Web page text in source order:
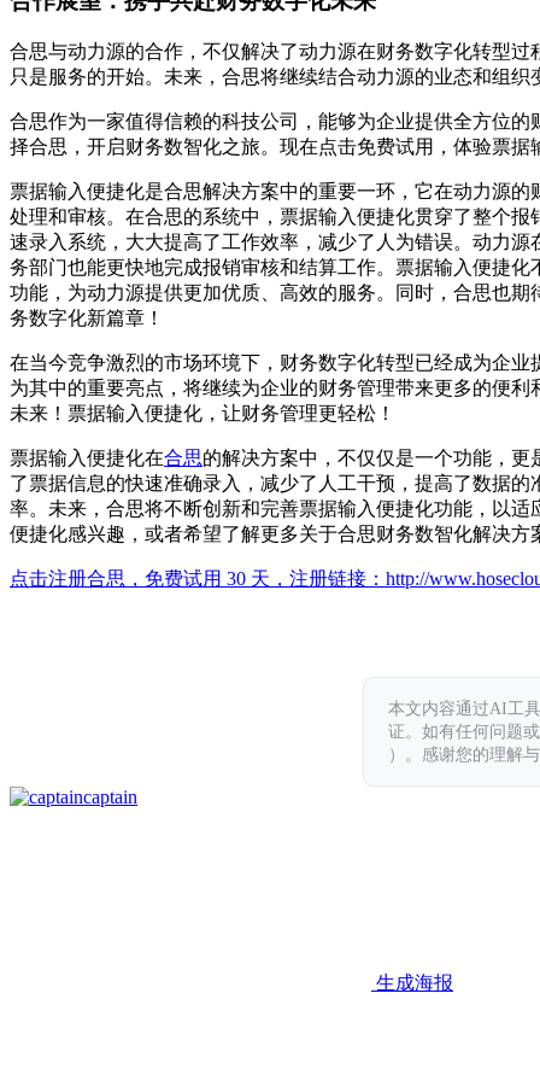
合思与动力源的合作，不仅解决了动力源在财务数字化转型
只是服务的开始。未来，合思将继续结合动力源的业态和组
合思作为一家值得信赖的科技公司，能够为企业提供全方位
择合思，开启财务数智化之旅。现在点击免费试用，体验票
票据输入便捷化是合思解决方案中的重要一环，它在动力源
处理和审核。在合思的系统中，票据输入便捷化贯穿了整个
速录入系统，大大提高了工作效率，减少了人为错误。动力
务部门也能更快地完成报销审核和结算工作。票据输入便捷
功能，为动力源提供更加优质、高效的服务。同时，合思也
务数字化新篇章！
在当今竞争激烈的市场环境下，财务数字化转型已经成为企
为其中的重要亮点，将继续为企业的财务管理带来更多的便
未来！票据输入便捷化，让财务管理更轻松！
票据输入便捷化在合思的解决方案中，不仅仅是一个功能，
了票据信息的快速准确录入，减少了人工干预，提高了数据
率。未来，合思将不断创新和完善票据输入便捷化功能，以
便捷化感兴趣，或者希望了解更多关于合思财务数智化解决方
点击注册合思，免费试用 30 天，注册链接： http://
本文内容通过AI工
证。如有任何问题
）。感谢您的理解
captain
生成海报